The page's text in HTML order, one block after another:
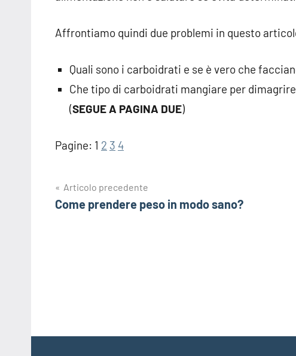
Affrontiamo quindi due problemi in questo
Quali sono i carboidrati e se è vero che
Che tipo di carboidrati mangiare per
(SEGUE A PAGINA DUE)
Pagine: 1 2 3 4
Navigazione
articoli
Articolo precedente
Come prendere peso in modo sano?